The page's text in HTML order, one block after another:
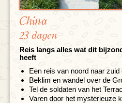
China
23 dagen
Reis langs alles wat dit
heeft
Een reis van noord naar
Beklim en wandel over de
Tel de soldaten van het
Varen door het mysterieuze